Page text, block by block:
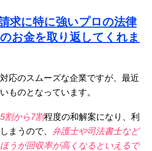
求に特に強いプロの法律
お金を取り返してくれま
応のスムーズな企業ですが、最近
ものとなっています。
5割から7割程度の和解案になり、利
まうので、 弁護士や司法書士など
うが回収率が高くなるといえるで